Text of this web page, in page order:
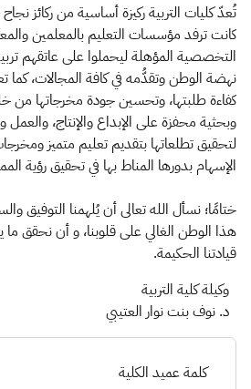
كلمة عميد الكلية
تُعدّ كليات التربية ركيزة أساسية من ركائز
كانت ترفد مؤسسات التعليم بالمعلمين
التخصصية المؤهلة ليحملوا على عاتقهم
نهضة الوطن وتقدُّمه في كافة المجالات، كما
كفاءة طلبتها، وتحسين جودة مخرجاتها من
وبحثية محفزة على الإبداع والإنتاج،
لتحقيق تطلعاتها بتقديم تعليم متميز
الإسهام بدورها المناط بها في تحقيق رؤية المملكة 2030 في
ختامًا؛ نسأل الله تعالى أن يُلهمنا التوفيق
هذا الوطن الغالي على قلوبنا، و أن نحقق
قيادتنا الحكيمة.
وكيلة كلية التربية
د. نوف بنت نوار العتيبي